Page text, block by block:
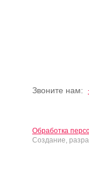
Звоните нам:
Обработка
Создание,